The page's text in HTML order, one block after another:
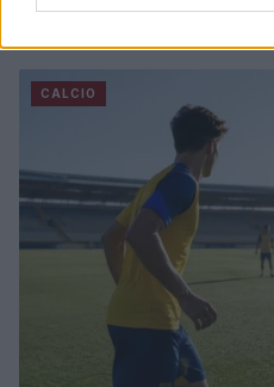
Derby d’Italia a Perth:
CALCIO